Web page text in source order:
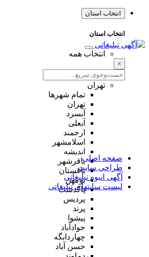
انتخاب استان
انتخاب استان
انتخاب همه
×
تهران
تمام شهر‌ها
تهران
آبسرد
آبعلی
ارجمند
اسلامشهر
اندیشه
باقرشهر
باغستان
بومهن
پاکدشت
پردیس
پرند
پیشوا
جوادآباد
چهاردانگه
حسن آباد
صفحه اصلی
طراحی سایت
آگهی انبوه تبلیغاتی
لیست سایتهای تبلیغاتی